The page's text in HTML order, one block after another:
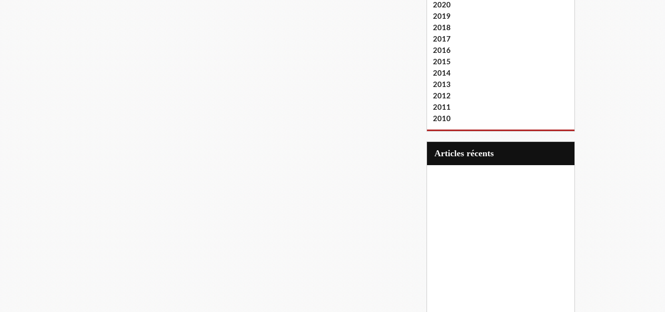
2020
2019
2018
2017
2016
2015
2014
2013
2012
2011
2010
articles récents